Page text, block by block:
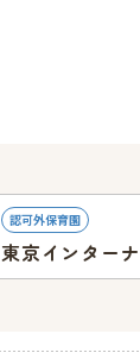
認可外保育園
東京インター
どきキンダー